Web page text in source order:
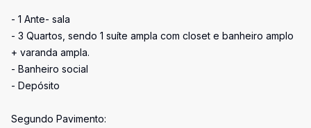
- 1 Ante- sala
- 3 Quartos, sendo 1 suíte ampla com closet e banheiro amplo
+ varanda ampla.
- Banheiro social
- Depósito
Segundo Pavimento: